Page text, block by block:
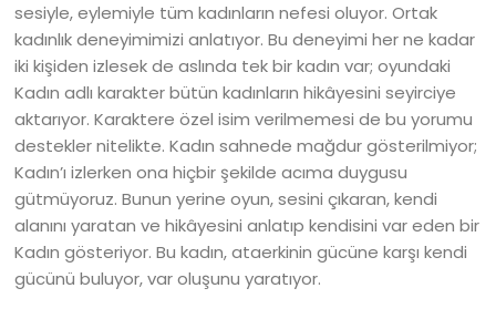
sesiyle, eylemiyle tüm kadınların nefesi oluyor. Ortak
kadınlık deneyimimizi anlatıyor. Bu deneyimi her ne kadar
iki kişiden izlesek de aslında tek bir kadın var; oyundaki
Kadın adlı karakter bütün kadınların hikâyesini seyirciye
aktarıyor. Karaktere özel isim verilmemesi de bu yorumu
destekler nitelikte. Kadın sahnede mağdur gösterilmiyor;
Kadın’ı izlerken ona hiçbir şekilde acıma duygusu
gütmüyoruz. Bunun yerine oyun, sesini çıkaran, kendi
alanını yaratan ve hikâyesini anlatıp kendisini var eden bir
Kadın gösteriyor. Bu kadın, ataerkinin gücüne karşı kendi
gücünü buluyor, var oluşunu yaratıyor.